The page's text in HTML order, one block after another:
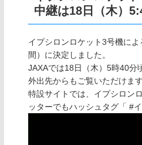
中継は18日（木）
イプシロンロケット3号機に
間）に決定しました。
JAXAでは18日（木）5時40分
外出先からもご覧いただけま
特設サイトでは、イプシロン
ッターでもハッシュタグ「 #